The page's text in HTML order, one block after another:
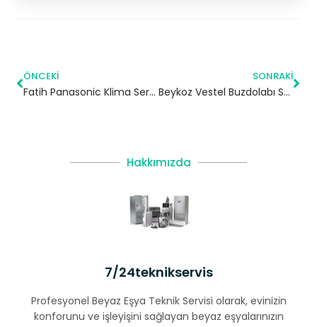
ÖNCEKI
Fatih Panasonic Klima Servisi – 7/24 Klima Tamiri – Klima Bakımı
SONRAKI
Beykoz Vestel Buzdolabı Servisi
Hakkımızda
7/24teknikservis
Profesyonel Beyaz Eşya Teknik Servisi olarak, evinizin
konforunu ve işleyişini sağlayan beyaz eşyalarınızın